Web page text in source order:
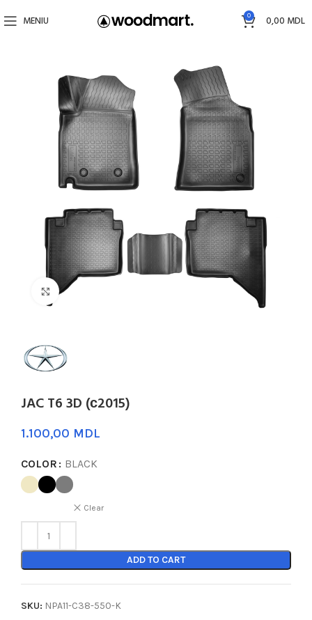
MENIU 0 0,00 MDL
Faceți click pentru a mări
JAC T6 3D (с2015)
MDL
COLOR BLACK
Clear
ADD TO CART
SKU: NPA11-C38-550-K